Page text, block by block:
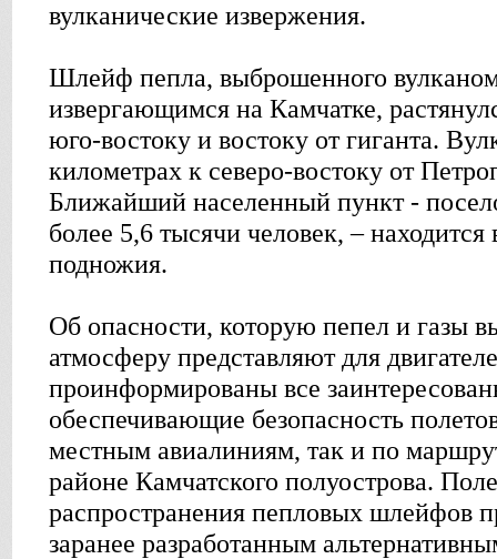
вулканические извержения.
Шлейф пепла, выброшенного
извергающимся на Камчатке,
юго-востоку и востоку от гиганта.
километрах к северо-востоку от
Ближайший населенный пункт -
более 5,6 тысячи человек, – находится
подножия.
Об опасности, которую пепел и газы
атмосферу представляют для
проинформированы все
обеспечивающие безопасность
местным авиалиниям, так и по
районе Камчатского полуострова.
распространения пепловых шлейфов
заранее разработанным